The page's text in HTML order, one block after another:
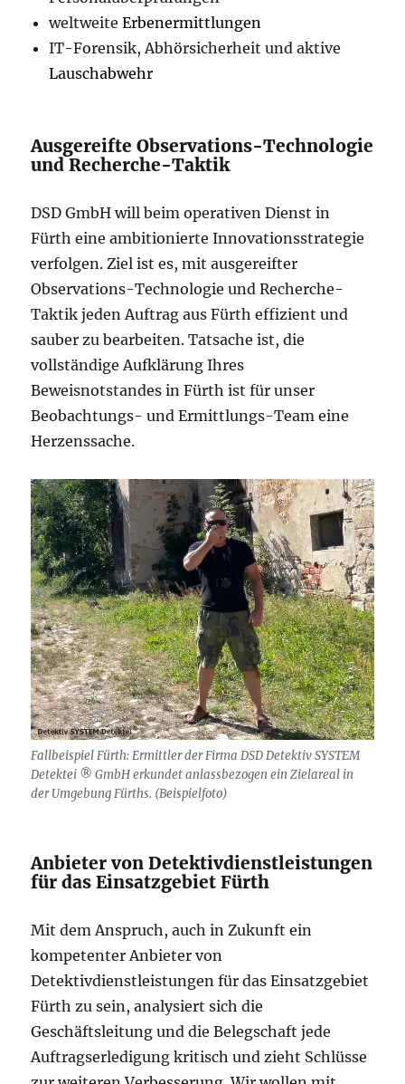
weltweiteErbenermittlungen
IT-Forensik, Abhörsicherheit und aktive
Lauschabwehr
Ausgereifte Observations-Technologie
und Recherche-Taktik
DSD GmbH will beim operativen Dienst in
Fürth eine ambitionierte Innovationsstrategie
verfolgen. Ziel ist es, mit ausgereifter
Observations-Technologie und Recherche-
Taktik jeden Auftrag aus Fürth effizient und
sauber zu bearbeiten. Tatsache ist, die
vollständige Aufklärung Ihres
Beweisnotstandes in Fürth ist für unser
Beobachtungs- und Ermittlungs-Team eine
Herzenssache.
Fallbeispiel Fürth: Ermittler der Firma DSD Detektiv SYSTEM
Detektei ® GmbH erkundet anlassbezogen ein Zielareal in
der Umgebung Fürths. (Beispielfoto)
Anbieter von Detektivdienstleistungen
für das Einsatzgebiet Fürth
Mit dem Anspruch, auch in Zukunft ein
kompetenter Anbieter von
Detektivdienstleistungen für das Einsatzgebiet
Fürth zu sein, analysiert sich die
Geschäftsleitung und die Belegschaft jede
Auftragserledigung kritisch und zieht Schlüsse